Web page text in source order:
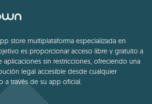
store multiplataforma especializada en
es proporcionar acceso libre y gratuito a
sin restricciones, ofreciendo una
legal accesible desde cualquier
a través de su app oficial.